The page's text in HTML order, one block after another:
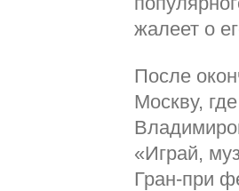
жалеет о
После
Москву,
«Играй,
Гран-при